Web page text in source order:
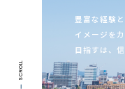
SCROLL
豊富な経験
イメージをカ
目指すは、